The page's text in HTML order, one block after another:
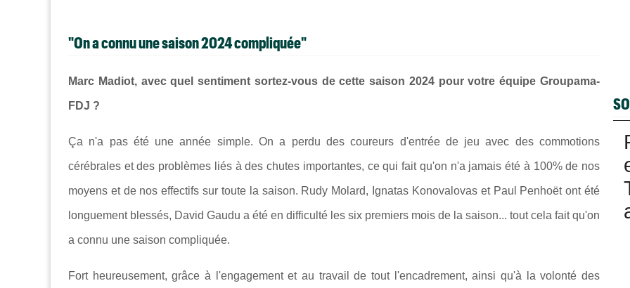
"On a connu une saison 2024 compliquée"
Marc Madiot, avec quel sentiment sortez-vous de cette saison 2024 pour votre équipe Groupama-
FDJ ?
Ça n'a pas été une année simple. On a perdu des coureurs d'entrée de jeu avec des commotions
cérébrales et des problèmes liés à des chutes importantes, ce qui fait qu'on n'a jamais été à 100% de nos
moyens et de nos effectifs sur toute la saison. Rudy Molard, Ignatas Konovalovas et Paul Penhoët ont été
longuement blessés, David Gaudu a été en difficulté les six premiers mois de la saison... tout cela fait qu'on
a connu une saison compliquée.
Fort heureusement, grâce à l'engagement et au travail de tout l'encadrement, ainsi qu'à la volonté des